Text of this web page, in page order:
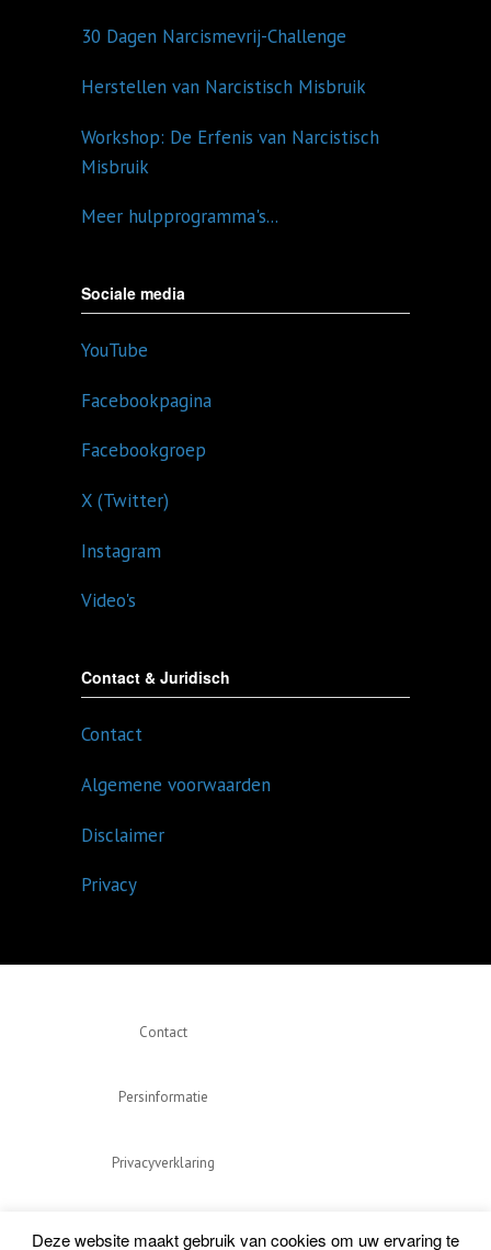
30 Dagen Narcismevrij-Challenge
Herstellen van Narcistisch Misbruik
Workshop: De Erfenis van Narcistisch
Misbruik
Meer hulpprogramma's...
Sociale media
YouTube
Facebookpagina
Facebookgroep
X (Twitter)
Instagram
Video's
Contact & Juridisch
Contact
Algemene voorwaarden
Disclaimer
Privacy
Contact
Persinformatie
Privacyverklaring
Deze website maakt gebruik van cookies om uw ervaring te